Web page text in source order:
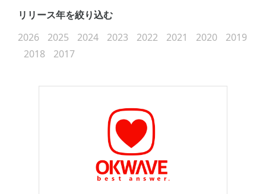
リリース年を絞り込む
2026
2025 2024 2023 2022 2021 2020
2019
2018
2017